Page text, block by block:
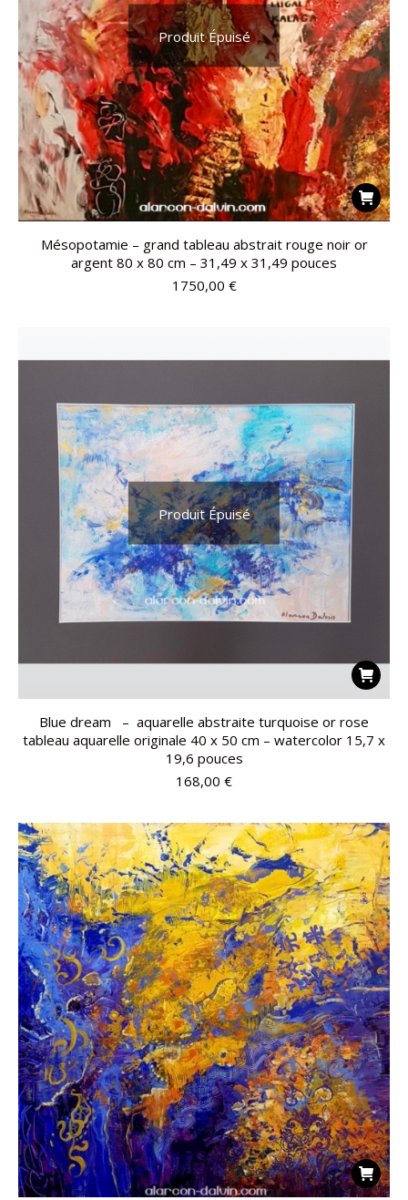
Produit Épuisé
Mésopotamie – grand tableau abstrait rouge noir or
argent 80 x 80 cm – 31,49 x 31,49 pouces
1750,00 €
Produit Épuisé
Blue dream – aquarelle abstraite turquoise or rose
tableau aquarelle originale 40 x 50 cm – watercolor 15,7 x
19,6 pouces
168,00 €